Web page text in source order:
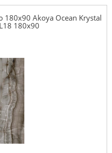
180x90 Akoya Ocean Krystal
180x90